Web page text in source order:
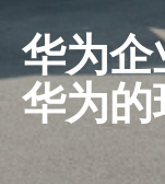
华为企
华为